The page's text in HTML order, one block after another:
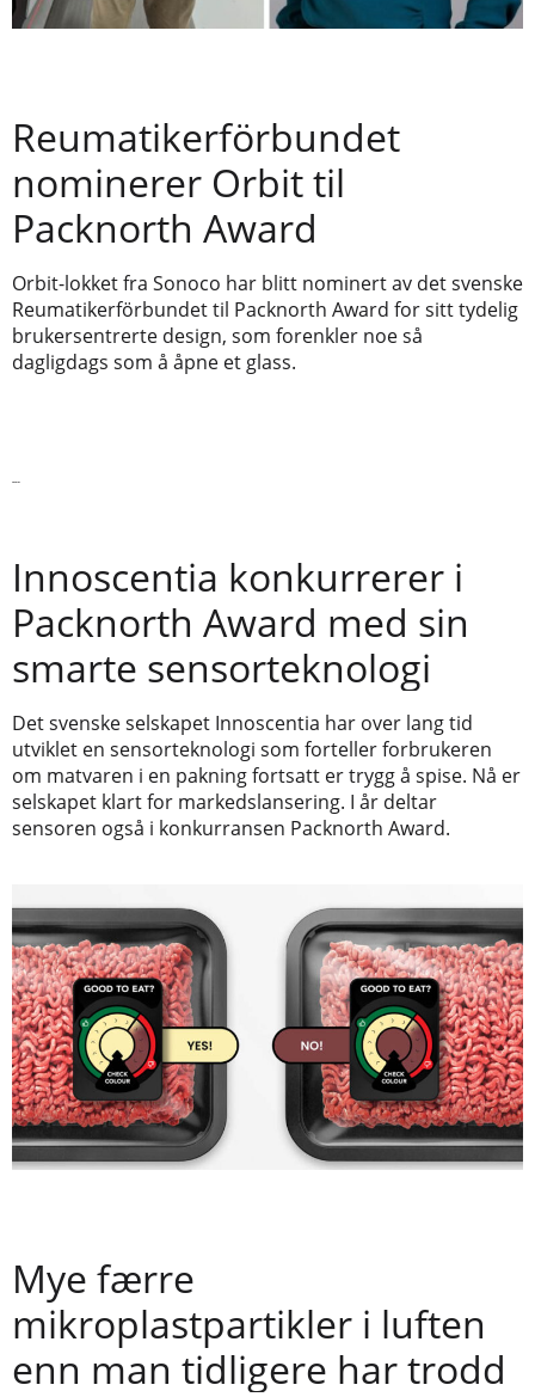
Reumatikerförbundet
nominerer Orbit til
Packnorth Award
Orbit-lokket fra Sonoco har blitt nominert av det svenske
Reumatikerförbundet til Packnorth Award for sitt tydelig
brukersentrerte design, som forenkler noe så
dagligdags som å åpne et glass.
Innoscentia konkurrerer i
Packnorth Award med sin
smarte sensorteknologi
Det svenske selskapet Innoscentia har over lang tid
utviklet en sensorteknologi som forteller forbrukeren
om matvaren i en pakning fortsatt er trygg å spise. Nå er
selskapet klart for markedslansering. I år deltar
sensoren også i konkurransen Packnorth Award.
Mye færre
mikroplastpartikler i luften
enn man tidligere har trodd